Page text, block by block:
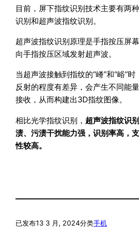
目前，屏下指纹识别技术主要有两
识别和超声波指纹识别。
超声波指纹识别原理是手指按压屏
向手指按压区域发射超声波。
当超声波接触到指纹的“嵴”和“峪”时
反射的程度有差异，会产生不同能
接收，从而构建出3D指纹图像。
相比光学指纹识别， 超声波指纹识
渍、污渍干扰能力强，识别率高，
性较高。
已发布13 3 月, 2024分类手机